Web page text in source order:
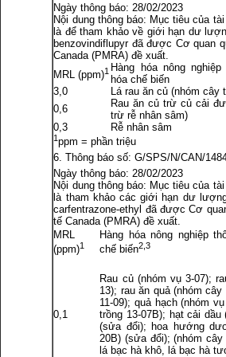
Ngày thông báo: 28/02/2023
Nội dung thông báo: Mục tiêu của
là để tham khảo về giới hạn dư
benzovindiflupyr đã được Cơ quan
Canada (PMRA) đề xuất.
MRL (ppm)1 Hàng hóa nông
hóa chế biến
3,0
Lá rau ăn củ (nhóm cây
0,6
Rau ăn củ trừ củ cải
trừ rễ nhân sâm)
0,3
Rễ nhân sâm
1ppm = phần triệu
Thông báo số: G/SPS/N/CAN/
Ngày thông báo: 28/02/2023
Nội dung thông báo: Mục tiêu của
là tham khảo các giới hạn dư
carfentrazone-ethyl đã được Cơ
tế Canada (PMRA) đề xuất.
MRL
(ppm)1
Hàng hóa nông nghiệp
chế biến2,3
0,1
Rau củ (nhóm vụ 3-07);
13); rau ăn quả (nhóm
11-09); quả hạch (nhóm
trồng 13-07B); hạt cải dầu
(sửa đổi); hoa hướng
20B) (sửa đổi); (nhóm
lá bạc hà khô, lá bạc hà